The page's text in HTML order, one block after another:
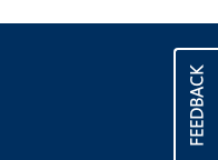
FEEDBACK